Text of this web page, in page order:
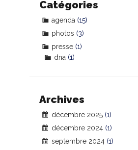
Catégories
agenda (15)
photos (3)
presse (1)
dna (1)
Archives
décembre 2025 (1)
décembre 2024 (1)
septembre 2024 (1)